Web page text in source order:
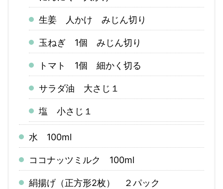
生姜 人かけ みじん切り
玉ねぎ 1個 みじん切り
トマト 1個 細かく切る
サラダ油 大さじ１
塩 小さじ１
水 100ml
ココナッツミルク 100ml
絹揚げ（正方形2枚） ２パック